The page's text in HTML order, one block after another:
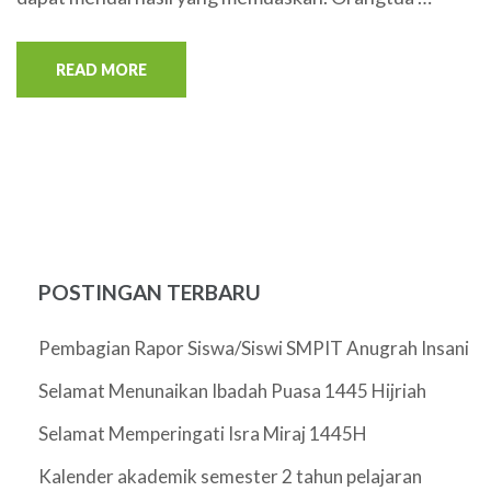
READ MORE
POSTINGAN TERBARU
Pembagian Rapor Siswa/Siswi SMPIT Anugrah Insani
Selamat Menunaikan Ibadah Puasa 1445 Hijriah
Selamat Memperingati Isra Miraj 1445H
Kalender akademik semester 2 tahun pelajaran